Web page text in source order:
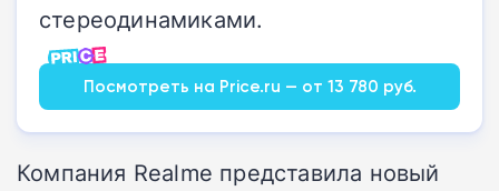
стереодинамиками.
Посмотреть на Price.ru — от 13 780 руб.
Компания Realme представила новый